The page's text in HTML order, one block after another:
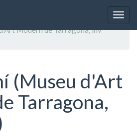
Modern de Tarragona, inv
(Museu d'Art
Tarragona,